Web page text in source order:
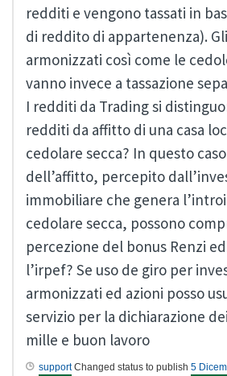
redditi e vengono tassati in
di reddito di appartenenza).
armonizzati così come le
vanno invece a tassazione
I redditi da Trading si
redditi da affitto di una casa
cedolare secca? In questo
dell’affitto, percepito
immobiliare che genera
cedolare secca, possono
percezione del bonus Renzi
l’irpef? Se uso de giro per
armonizzati ed azioni posso
servizio per la dichiarazione
mille e buon lavoro
supportChanged status to publish 5